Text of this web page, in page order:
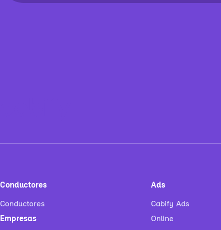
Conductores
Conductores
Empresas
Ads
Cabify Ads
Online